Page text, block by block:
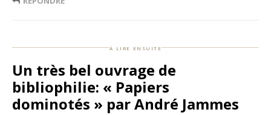
à lire ensuite
Un très bel ouvrage de
bibliophilie: « Papiers
dominotés » par André Jammes